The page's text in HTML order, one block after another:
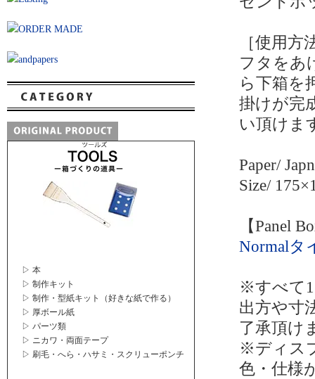
▷ 本
▷ 制作キット
▷ 制作・型紙キット（好きな紙で作る）
▷ 厚ボール紙
▷ パーツ類
▷ ニカワ・両面テープ
▷ 刷毛・へら・ハサミ・スクリューポンチ
［使用方
フタをあ
ら下箱を
掛けが完
い頂けま
Paper/
Size/
【Panel
Normalタ
※すべて1
出方や寸
了承頂け
※ディス
色・仕様